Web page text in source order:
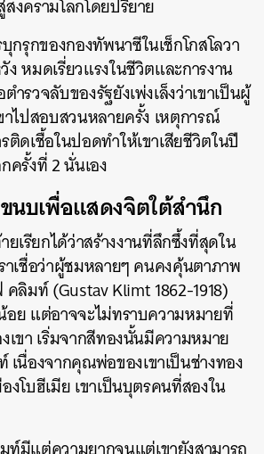
งครามโลกโดยปริยาย
กรุกของกองทัพนาซีในเช็กโกสโลวา
หมดเรี่ยวแรงในชีวิตและการงาน
ำรวจลับของรัฐยังเพ่งเล็งว่าเขาเป็นผู้
าไปสอบสวนหลายครั้ง เหตุการณ์
ติดเชื้อในปอดทำให้เขาเสียชีวิตในปี
ครั้งที่ 2 นั่นเอง
นบเพื่อแสดงจิตใต้สำนึก
เรียกได้ว่าสร้างงานที่ลึกซึ้งที่สุดใน
าเชื่อว่าผู้ชมหลายๆ คนคงคุ้นตาภาพ
ลิมท์ (Gustav Klimt 1862-1918)
ย แต่อาจจะไม่ทราบความหมายที่
เขา เริ่มจากสีทองนั้นมีความหมาย
นื่องจากคุณพ่อของเขาเป็นช่างทอง
งโบฮีเมีย เขาเป็นบุตรคนที่สองใน